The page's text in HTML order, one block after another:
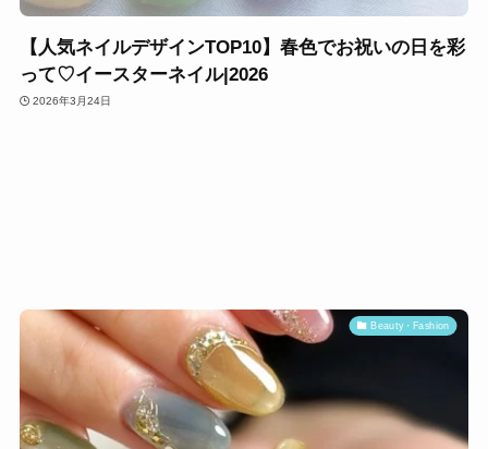
【人気ネイルデザインTOP10】春色でお祝いの日を彩
って♡イースターネイル|2026
2026年3月24日
Beauty・Fashion